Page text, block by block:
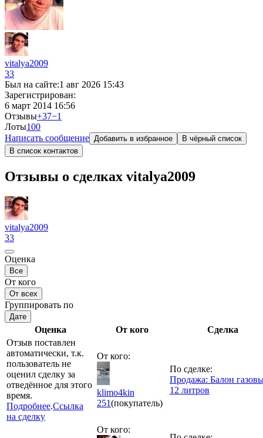
vitalya2009
33
Был на сайте:1 авг 2026 15:43
Зарегистрирован:
6 март 2014 16:56
Отзывы+37−1
Лоты100
Написать сообщение Добавить в избранное
В чёрный список
В список контактов
Отзывы о сделках vitalya2009
vitalya2009
33
Оценка
Все
От кого
От всех
Группировать по
Дате
Оценка От кого
Сделка
Отзыв поставлен
автоматически, т.к.
пользователь не
оценил сделку за
отведённое для этого
время.
Подробнее.Ссылка
на сделку
От кого:
klimo4kin
251(покупатель)
По сделке:
Продажа: Балон
12 литров
От кого: